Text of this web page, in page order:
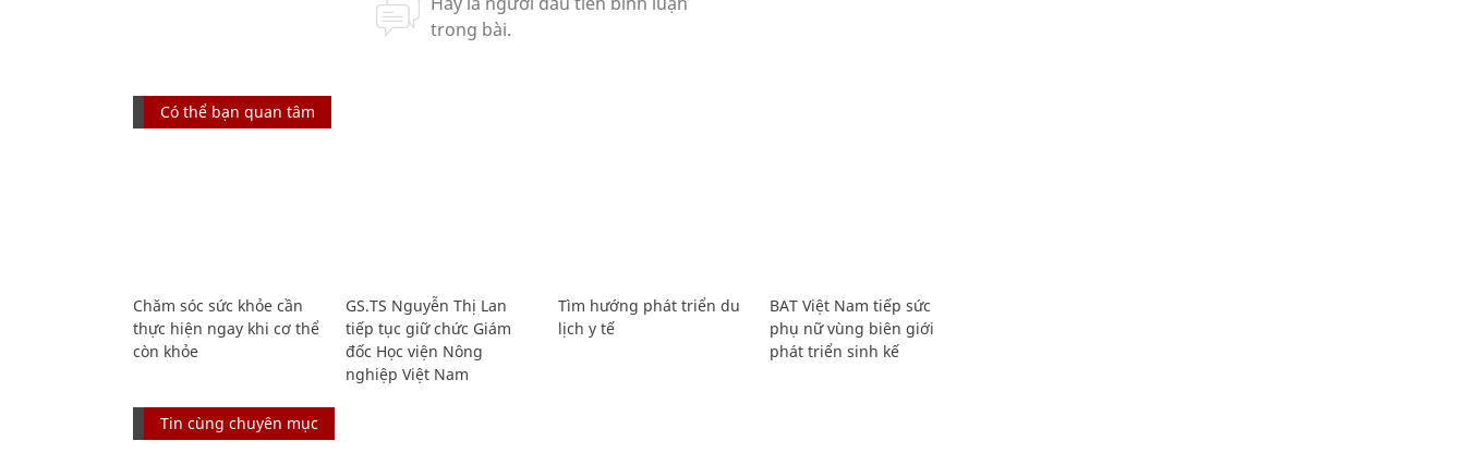
Có thể bạn quan tâm
Chăm sóc sức khỏe cần
thực hiện ngay khi cơ thể
còn khỏe
GS.TS Nguyễn Thị Lan
tiếp tục giữ chức Giám
đốc Học viện Nông
nghiệp Việt Nam
Tìm hướng phát triển du
lịch y tế
BAT Việt Nam tiếp sức
phụ nữ vùng biên giới
phát triển sinh kế
Tin cùng chuyên mục